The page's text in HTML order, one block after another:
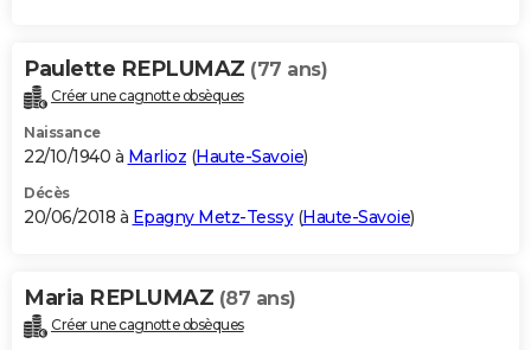
Paulette REPLUMAZ (77 ans)
Créer une cagnotte obsèques
Naissance
22/10/1940 à Marlioz (Haute-Savoie)
Décès
20/06/2018 à Epagny Metz-Tessy(Haute-Savoie)
Maria REPLUMAZ (87 ans)
Créer une cagnotte obsèques